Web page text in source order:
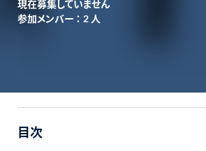
現在募集していません
参加メンバー ： 2 人
目次